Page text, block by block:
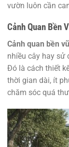
vườn luôn cần
Cảnh Quan Bền
Cảnh quan bền
nhiều cây hay sử
Đó là cách thiết
thời gian dài, ít
chăm sóc quá